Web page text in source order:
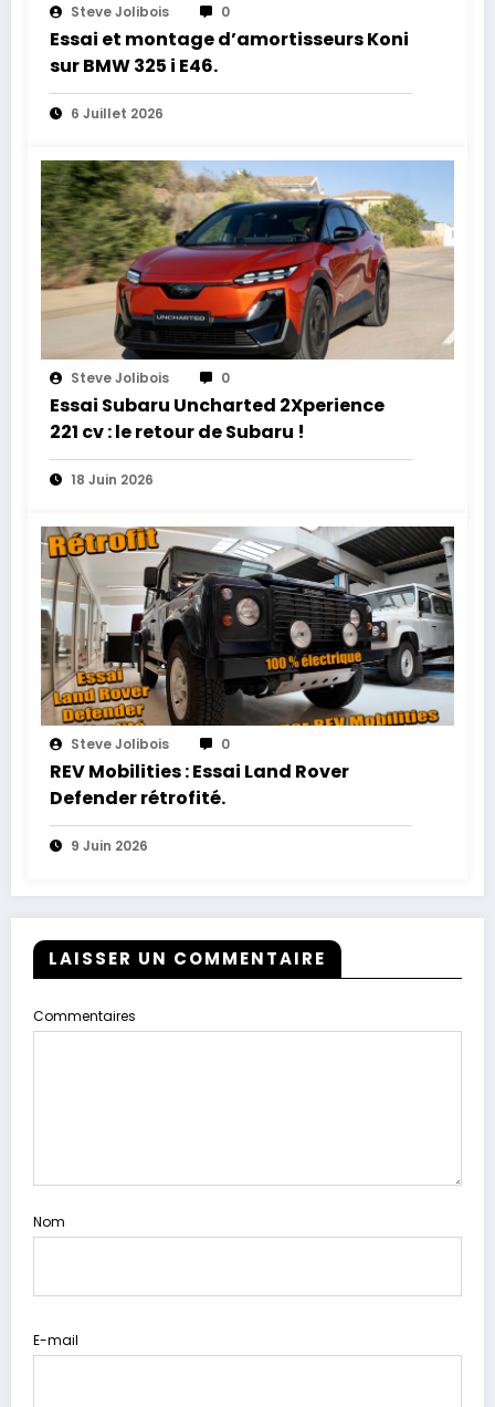
Steve Jolibois 0
Essai et montage d’amortisseurs Koni
sur BMW 325 i E46.
6 Juillet 2026
Steve Jolibois 0
Essai Subaru Uncharted 2Xperience
221 cv : le retour de Subaru !
18 Juin 2026
Steve Jolibois 0
REV Mobilities : Essai Land Rover
Defender rétrofité.
9 Juin 2026
LAISSER UN COMMENTAIRE
Commentaires
Nom
E-mail